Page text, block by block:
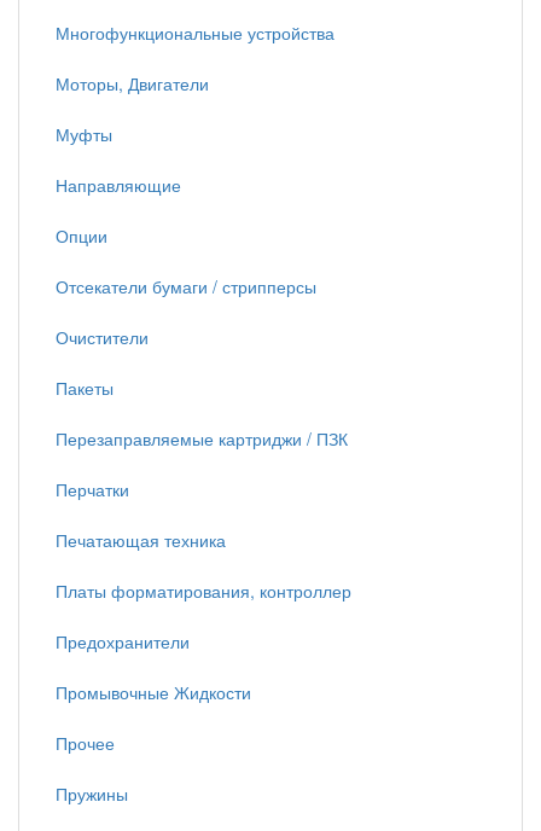
Многофункциональные устройства
Моторы, Двигатели
Муфты
Направляющие
Опции
Отсекатели бумаги / стрипперсы
Очистители
Пакеты
Перезаправляемые картриджи / ПЗК
Перчатки
Печатающая техника
Платы форматирования, контроллер
Предохранители
Промывочные Жидкости
Прочее
Пружины